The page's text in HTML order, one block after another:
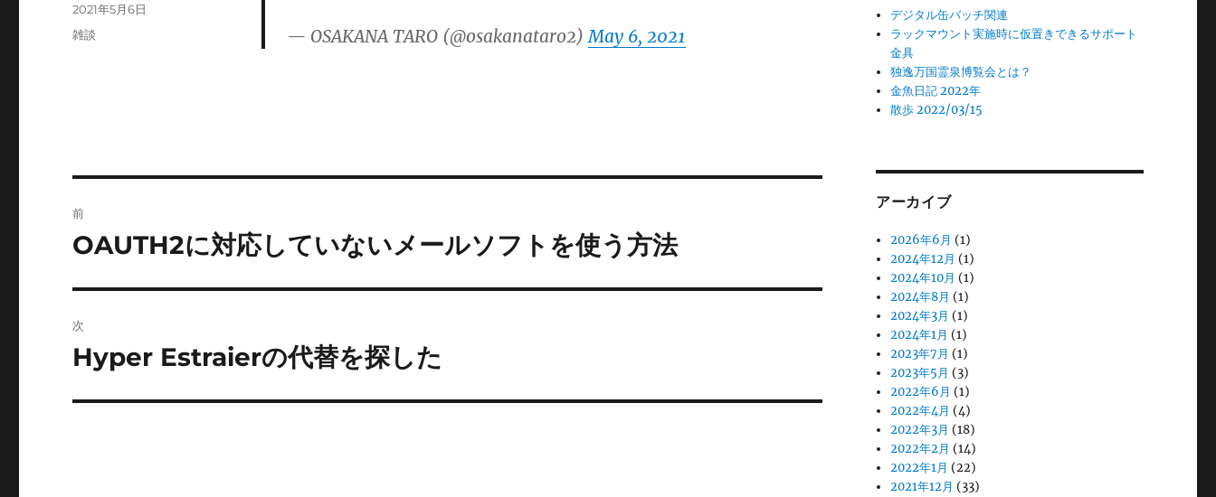
— OSAKANA TARO (@osakanataro2)May 6, 2021
投
稿
2021年5月6日
カ
雑談
稿
ゲ
前
前
投
稿:
OAUTH2に対応していないメールソフトを使う方法
次
次
投
Hyper Estraierの代替を探した
デジタル缶バッチ関連
ラックマウント実施時に仮置きできるサポート
金具
独逸万国霊泉博覧会とは？
金魚日記 2022年
散歩 2022/03/15
アーカイブ
2026年6月 (1)
2024年12月 (1)
2024年10月 (1)
2024年8月 (1)
2024年3月 (1)
2024年1月 (1)
2023年7月 (1)
2023年5月 (3)
2022年6月 (1)
2022年4月 (4)
2022年3月 (18)
2022年2月 (14)
2022年1月 (22)
2021年12月 (33)